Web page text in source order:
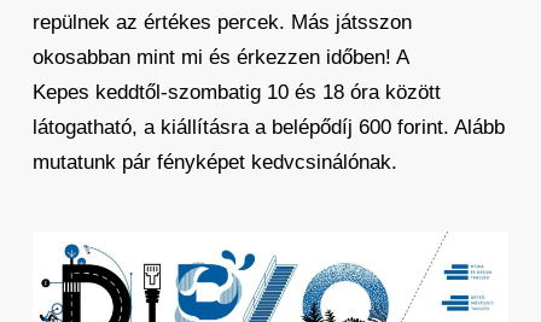
repülnek az értékes percek. Más játsszon
okosabban mint mi és érkezzen időben! A
Kepes keddtől-szombatig 10 és 18 óra között
látogatható, a kiállításra a belépődíj 600 forint. Alább
mutatunk pár fényképet kedvcsinálónak.